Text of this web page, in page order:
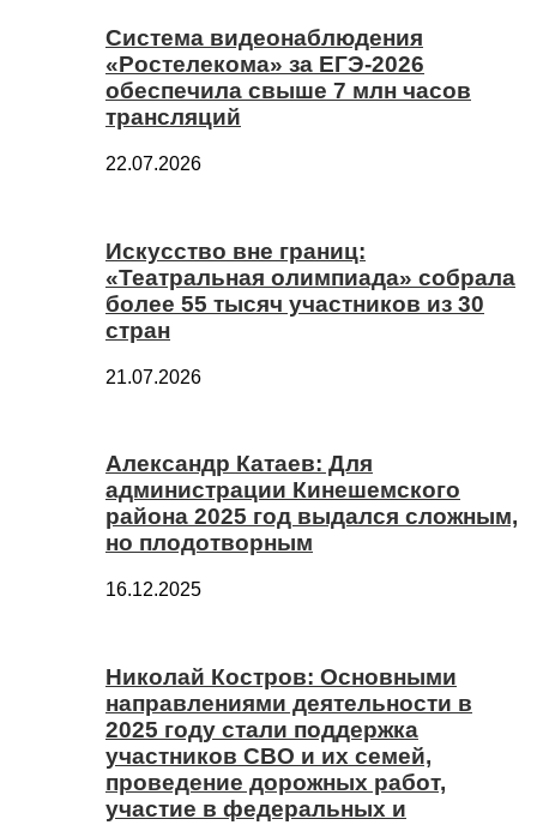
Система видеонаблюдения
«Ростелекома» за ЕГЭ-2026
обеспечила свыше 7 млн часов
трансляций
22.07.2026
Искусство вне границ:
«Театральная олимпиада» собрала
более 55 тысяч участников из 30
стран
21.07.2026
Александр Катаев: Для
администрации Кинешемского
района 2025 год выдался сложным,
но плодотворным
16.12.2025
Николай Костров: Основными
направлениями деятельности в
2025 году стали поддержка
участников СВО и их семей,
проведение дорожных работ,
участие в федеральных и